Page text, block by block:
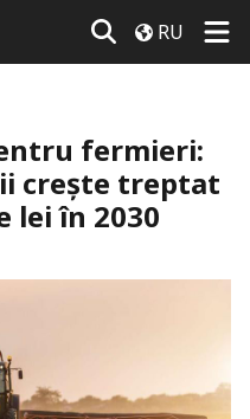
RU
fermieri:
crește treptat
lei în 2030